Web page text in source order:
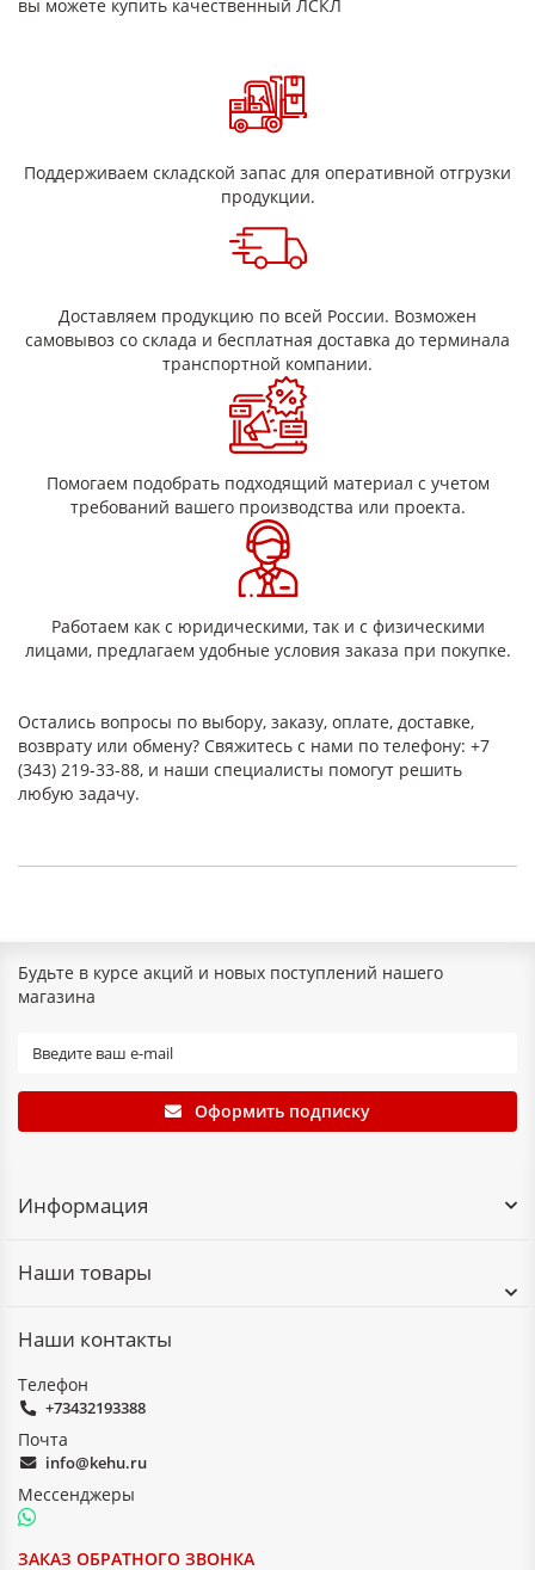
обеспечивающий надежное сцепление с
клея до момента использования
Основные характеристики
Высокая адгезия к металлу, пластику, стеклу и
Герметичность и влагостойкость
Устойчивость к температурным перепадам
Устойчивость к внешним воздействиям
Назначение ленты ЛСКЛ
Лента применяется в различных сферах:
Монтаж инженерных систем
Герметизация стыков и швов
Изоляция и защита коммуникаций
Промышленное использование
Преимущества использования
Главное преимущество ленты ЛСКЛ — это сочетание
прочности, надежной фиксации и простоты
долговременный результат.
вы можете купить качественный ЛСКЛ
Поддерживаем складской запас для оперативной отгрузки
продукции.
Доставляем продукцию по всей России. Возможен
самовывоз со склада и бесплатная доставка до терминала
транспортной компании.
Помогаем подобрать подходящий материал с учетом
требований вашего производства или проекта.
Работаем как с юридическими, так и с физическими
лицами, предлагаем удобные условия заказа при покупке.
Остались вопросы по выбору, заказу, оплате, доставке,
возврату или обмену? Свяжитесь с нами по телефону: +7
(343) 219-33-88, и наши специалисты помогут решить
любую задачу.
Будьте в курсе акций и новых поступлений нашего
магазина
Оформить подписку
Информация
Наши товары
Наши контакты
Телефон
+73432193388
Почта
info@kehu.ru
Мессенджеры
ЗАКАЗ ОБРАТНОГО ЗВОНКА